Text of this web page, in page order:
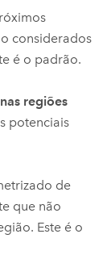
considerados
é o padrão.
regiões
potenciais
de
que não
Este é o